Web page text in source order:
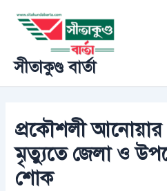
content
সীতাকুণ্ড বার্তা
প্রকৌশলী আনোয়ার
মৃত্যুতে জেলা ও
শোক
navigation